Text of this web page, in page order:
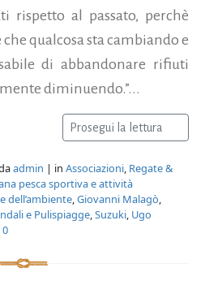
rispetto al passato, perchè
qualcosa sta cambiando e
di abbandonare rifiuti
diminuendo.”...
Prosegui la lettura
admin | in Associazioni, Regate &
pesca sportiva e attività
dell’ambiente,Giovanni Malagò,
e Pulispiagge,Suzuki, Ugo
0